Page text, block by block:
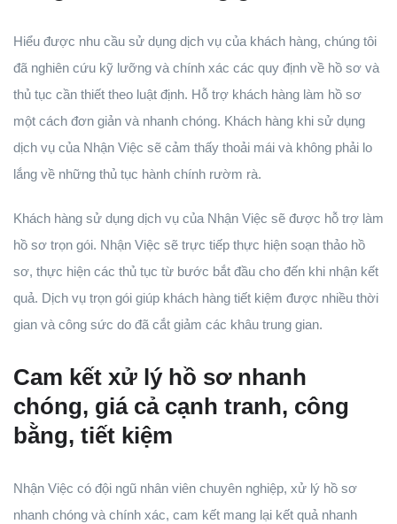
Hiểu được nhu cầu sử dụng dịch vụ của khách hàng, chúng tôi
đã nghiên cứu kỹ lưỡng và chính xác các quy định về hồ sơ và
thủ tục cần thiết theo luật định. Hỗ trợ khách hàng làm hồ sơ
một cách đơn giản và nhanh chóng. Khách hàng khi sử dụng
dịch vụ của Nhận Việc sẽ cảm thấy thoải mái và không phải lo
lắng về những thủ tục hành chính rườm rà.
Khách hàng sử dụng dịch vụ của Nhận Việc sẽ được hỗ trợ làm
hồ sơ trọn gói. Nhận Việc sẽ trực tiếp thực hiện soạn thảo hồ
sơ, thực hiện các thủ tục từ bước bắt đầu cho đến khi nhận kết
quả. Dịch vụ trọn gói giúp khách hàng tiết kiệm được nhiều thời
gian và công sức do đã cắt giảm các khâu trung gian.
Cam kết xử lý hồ sơ nhanh
chóng, giá cả cạnh tranh, công
bằng, tiết kiệm
Nhận Việc có đội ngũ nhân viên chuyên nghiệp, xử lý hồ sơ
nhanh chóng và chính xác, cam kết mang lại kết quả nhanh